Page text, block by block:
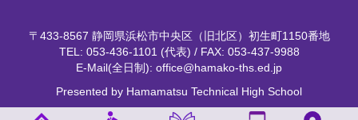
〒433-8567 静岡県浜松市中央区（旧北区）初生町1150番地
TEL: 053-436-1101 (代表) / FAX: 053-437-9988
E-Mail(全日制): office@hamako-ths.ed.jp
Presented by Hamamatsu Technical High School